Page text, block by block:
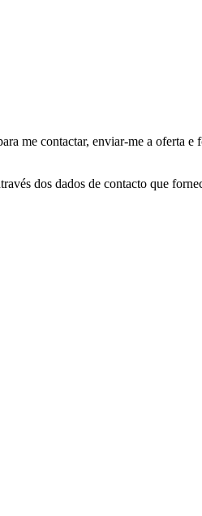
me contactar, enviar-me a oferta e
dos dados de contacto que